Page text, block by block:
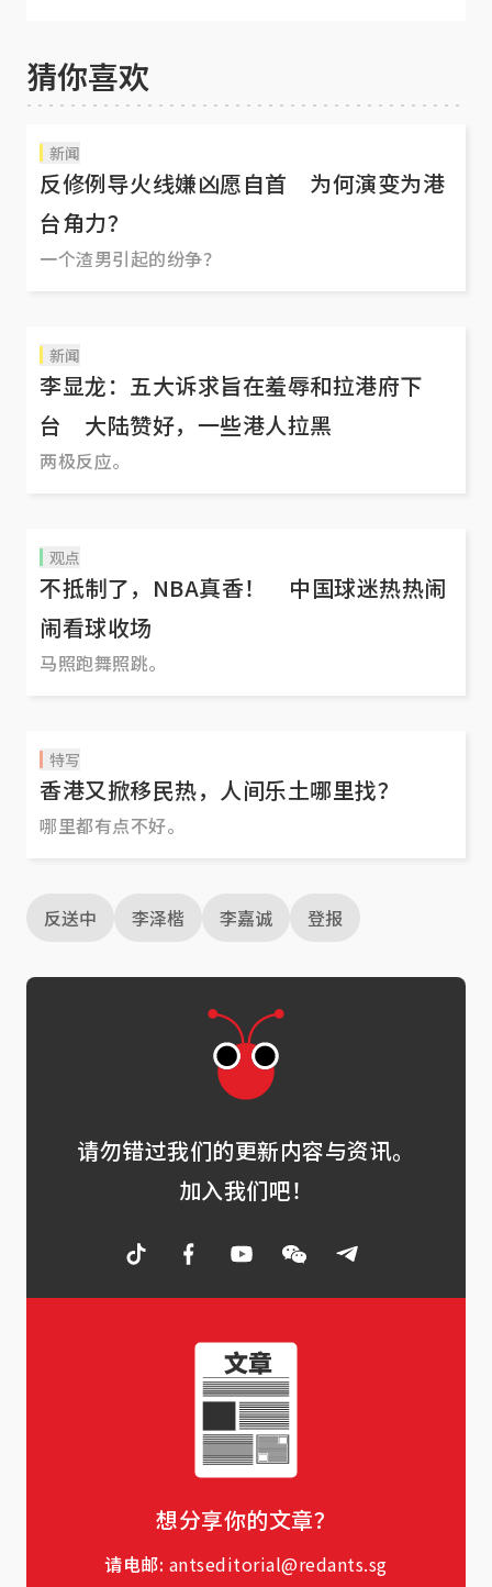
猜你喜欢
新闻
反修例导火线嫌凶愿自首 为何演变为港
台角力？
一个渣男引起的纷争？
新闻
李显龙：五大诉求旨在羞辱和拉港府下
台 大陆赞好，一些港人拉黑
两极反应。
观点
不抵制了，NBA真香！ 中国球迷热热闹
闹看球收场
马照跑舞照跳。
特写
香港又掀移民热，人间乐土哪里找？
哪里都有点不好。
反送中 李泽楷 李嘉诚 登报
请勿错过我们的更新内容与资讯。
加入我们吧！
想分享你的文章？
请电邮: antseditorial@redants.sg